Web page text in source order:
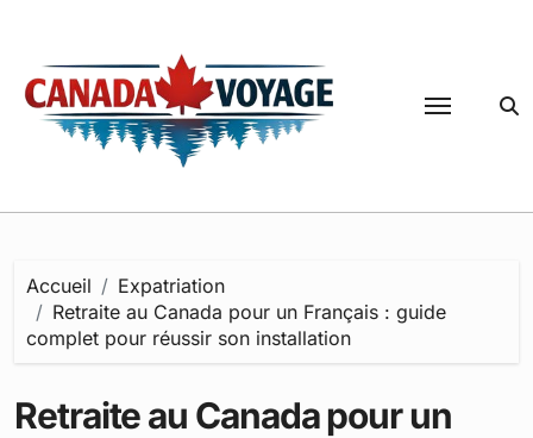
contenu
Accueil
Expatriation
Retraite au Canada pour un Français : guide
complet pour réussir son installation
Retraite au Canada pour un